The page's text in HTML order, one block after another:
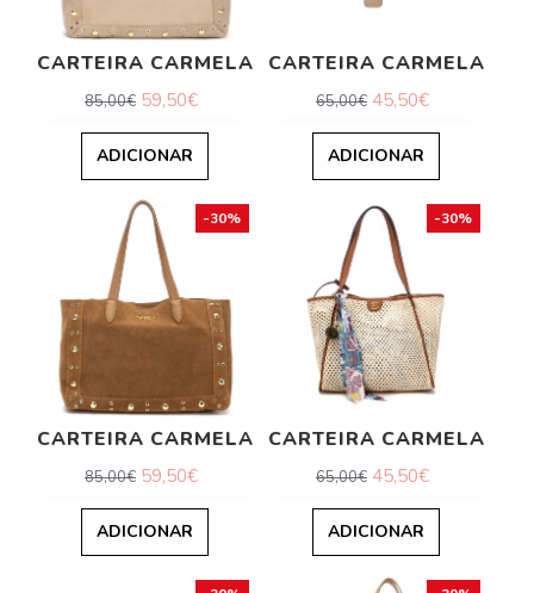
CARTEIRA CARMELA
85,00€ 59,50€
ADICIONAR
CARTEIRA CARMELA
65,00€ 45,50€
ADICIONAR
-30%
CARTEIRA CARMELA
85,00€ 59,50€
ADICIONAR
-30%
CARTEIRA CARMELA
65,00€ 45,50€
ADICIONAR